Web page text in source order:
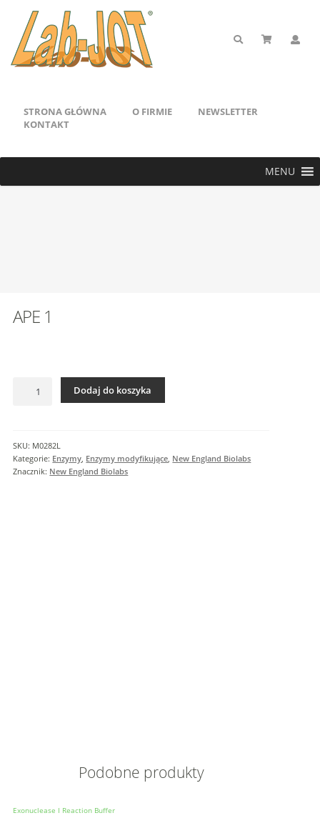
STRONA GŁÓWNA O FIRMIE
NEWSLETTER
KONTAKT
MENU
APE 1
Dodaj do koszyka
SKU: M0282L
Kategorie: Enzymy Enzymy modyfikujące New England Biolabs
Znacznik: New England Biolabs
Podobne produkty
Exonuclease I Reaction Buffer